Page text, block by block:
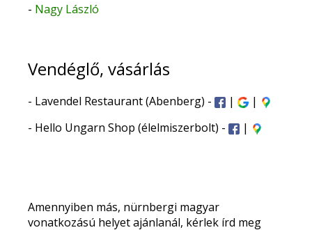
- Nagy László
Vendéglő, vásárlás
- Lavendel Restaurant (Abenberg) - |
|
- Hello Ungarn Shop (élelmiszerbolt) -
|
Amennyiben más, nürnbergi magyar
vonatkozású helyet ajánlanál, kérlek írd meg